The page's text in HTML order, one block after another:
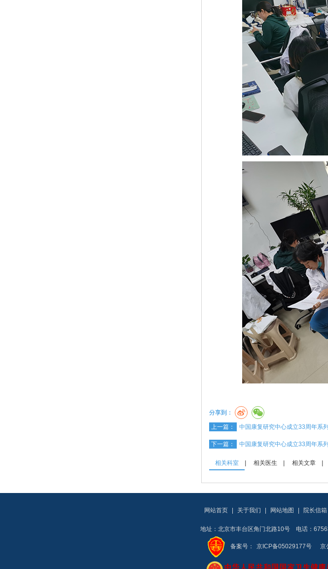
分享到：
上一篇： 中国康复研究中心成立33周年
下一篇： 中国康复研究中心成立33周年系
相关科室 相关医生 相关文章
网站首页 关于我们 网站地图 院长信箱
地址：北京市丰台区角门北路10号 电话：
备案号： 京ICP备05029177号 京